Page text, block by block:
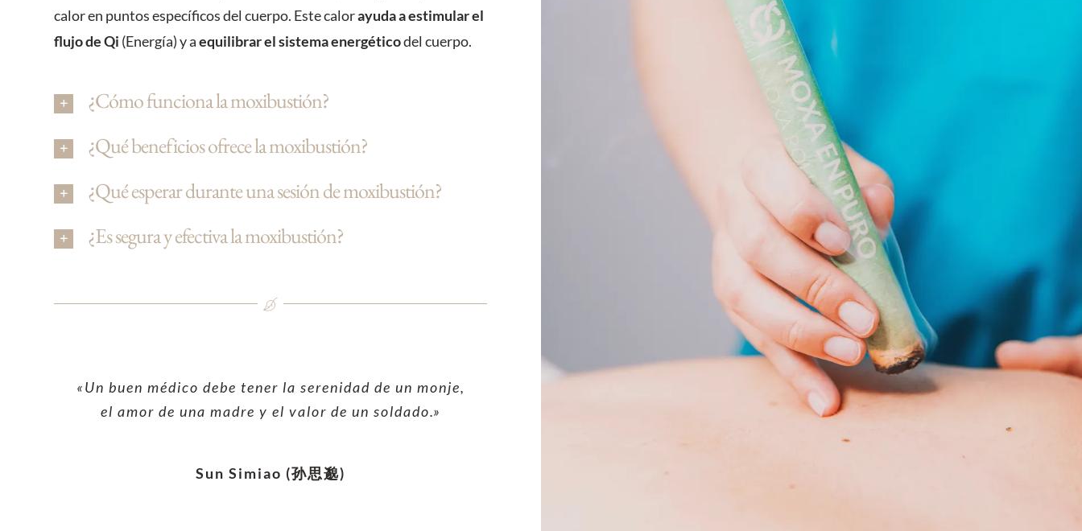
calor en puntos específicos del cuerpo. Este calorayuda a estimular el
flujo de Qi (Energía) y aequilibrar el sistema energéticodel cuerpo.
¿Cómo funciona la moxibustión?
¿Qué beneficios ofrece la moxibustión?
¿Qué esperar durante una sesión de moxibustión?
¿Es segura y efectiva la moxibustión?
«Un buen médico debe tener la serenidad de un monje,
el amor de una madre y el valor de un soldado.»
Sun Simiao (孙思邈)